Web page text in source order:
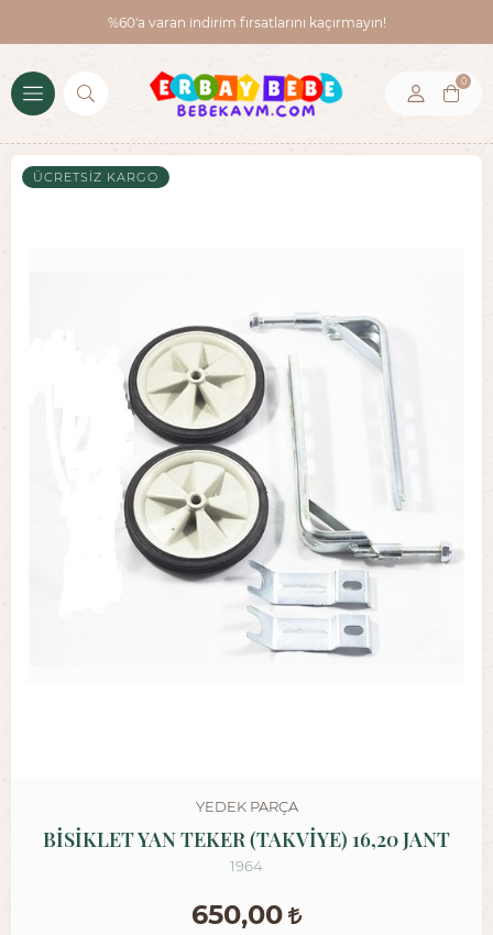
%60'a varan indirim fırsatlarını kaçırmayın!
0
ÜCRETSIZ KARGO
YEDEK PARÇA
BİSİKLET YAN TEKER (TAKVİYE) 16,20 JANT
1964
650,00